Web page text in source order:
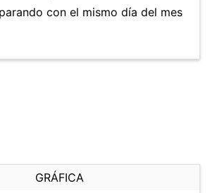
con el mismo día del mes
GRÁFICA